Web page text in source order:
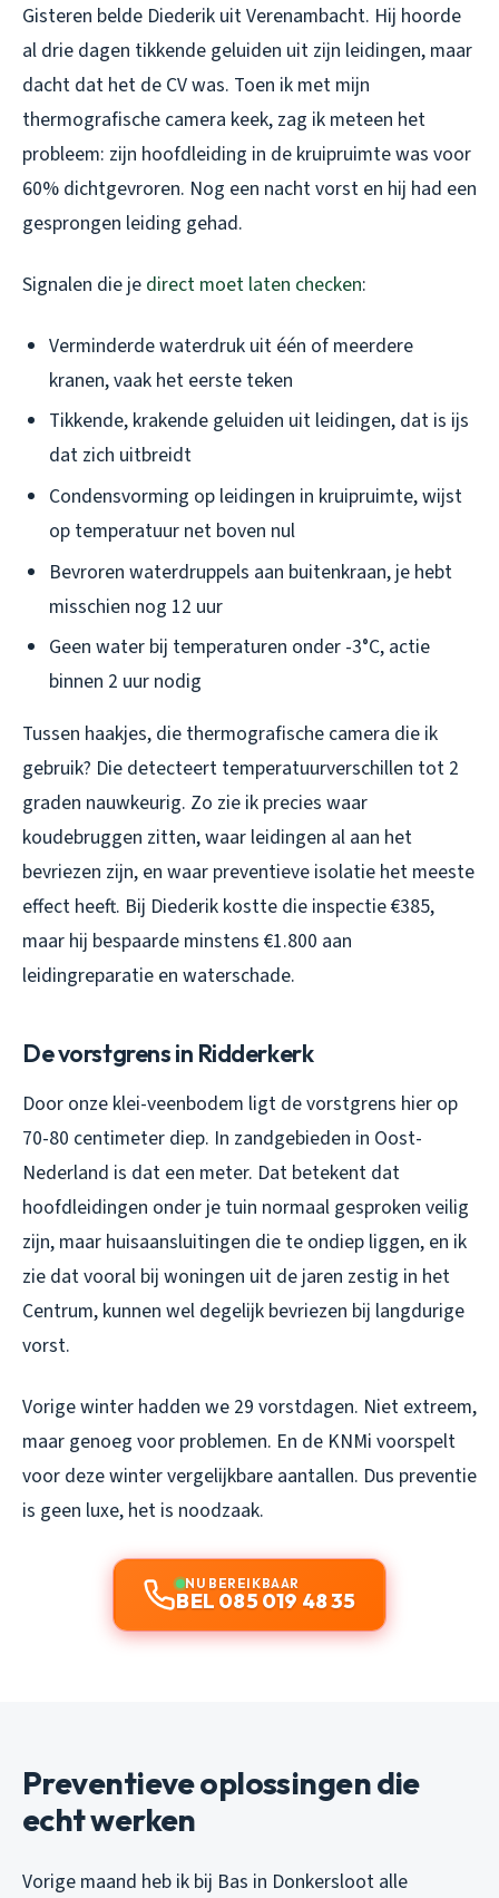
Gisteren belde Diederik uit Verenambacht. Hij hoorde
al drie dagen tikkende geluiden uit zijn leidingen, maar
dacht dat het de CV was. Toen ik met mijn
thermografische camera keek, zag ik meteen het
probleem: zijn hoofdleiding in de kruipruimte was voor
60% dichtgevroren. Nog een nacht vorst en hij had een
gesprongen leiding gehad.
Signalen die je direct moet laten checken:
Verminderde waterdruk uit één of meerdere
kranen, vaak het eerste teken
Tikkende, krakende geluiden uit leidingen, dat is ijs
dat zich uitbreidt
Condensvorming op leidingen in kruipruimte, wijst
op temperatuur net boven nul
Bevroren waterdruppels aan buitenkraan, je hebt
misschien nog 12 uur
Geen water bij temperaturen onder -3°C, actie
binnen 2 uur nodig
Tussen haakjes, die thermografische camera die ik
gebruik? Die detecteert temperatuurverschillen tot 2
graden nauwkeurig. Zo zie ik precies waar
koudebruggen zitten, waar leidingen al aan het
bevriezen zijn, en waar preventieve isolatie het meeste
effect heeft. Bij Diederik kostte die inspectie €385,
maar hij bespaarde minstens €1.800 aan
leidingreparatie en waterschade.
De vorstgrens in Ridderkerk
Door onze klei-veenbodem ligt de vorstgrens hier op
70-80 centimeter diep. In zandgebieden in Oost-
Nederland is dat een meter. Dat betekent dat
hoofdleidingen onder je tuin normaal gesproken veilig
zijn, maar huisaansluitingen die te ondiep liggen, en ik
zie dat vooral bij woningen uit de jaren zestig in het
Centrum, kunnen wel degelijk bevriezen bij langdurige
vorst.
Vorige winter hadden we 29 vorstdagen. Niet extreem,
maar genoeg voor problemen. En de KNMi voorspelt
voor deze winter vergelijkbare aantallen. Dus preventie
is geen luxe, het is noodzaak.
NU BEREIKBAAR
BEL 085 019 48 35
Preventieve oplossingen die
echt werken
Vorige maand heb ik bij Bas in Donkersloot alle